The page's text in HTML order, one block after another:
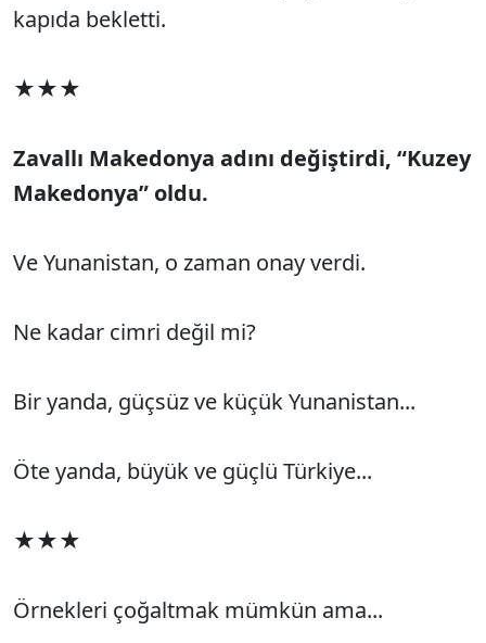
kapıda bekletti.
★★★
Zavallı Makedonya adını değiştirdi, “Kuzey
Makedonya” oldu.
Ve Yunanistan, o zaman onay verdi.
Ne kadar cimri değil mi?
Bir yanda, güçsüz ve küçük Yunanistan...
Öte yanda, büyük ve güçlü Türkiye...
★★★
Örnekleri çoğaltmak mümkün ama...